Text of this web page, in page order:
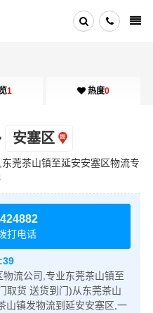
1 热度0
安塞区
莞茶山镇至延安安塞区物流专
打电话
流公司,专业东莞茶山镇至
取货 送货到门)从东莞茶山
山镇发物流到延安安塞区,一